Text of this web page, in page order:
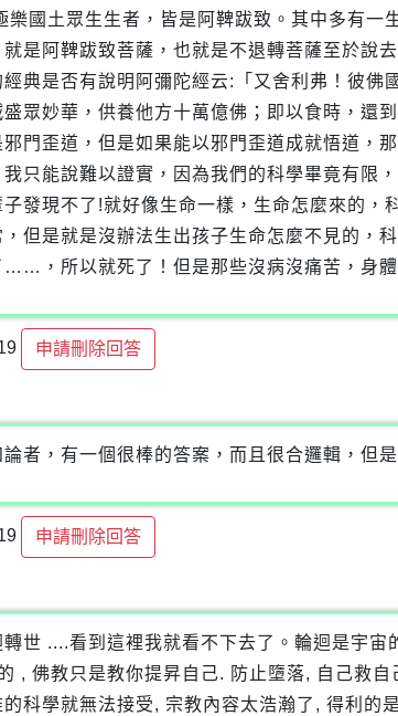
樂國土眾生生者，皆是阿鞞跋致。其中多有
是阿鞞跋致菩薩，也就是不退轉菩薩至於說
典是否有說明阿彌陀經云:「又舍利弗！彼
眾妙華，供養他方十萬億佛；即以食時，還
門歪道，但是如果能以邪門歪道成就悟道，
只能說難以證實，因為我們的科學畢竟有限
發現不了!就好像生命一樣，生命怎麼來的
但是就是沒辦法生出孩子生命怎麼不見的，
……，所以就死了！但是那些沒病沒痛苦，身
申請刪除回答
者，有一個很棒的答案，而且很合邏輯，但
申請刪除回答
世 ....看到這裡我就看不下去了。輪迴是宇
, 佛教只是教你提昇自己. 防止墮落, 自己救
科學就無法接受, 宗教內容太浩瀚了, 得利的